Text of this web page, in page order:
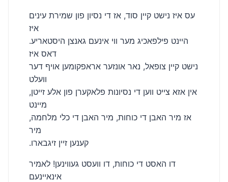
עס איז נישט קיין סוד, אז די נסיון פון שמירת עינים
איז
היינט פילפאכיג מער ווי אינעם גאנצן היסטאריע.
דאס איז
נישט קיין צופאל, נאר אונזער אראפקומען אויף דער
וועלט
אין אזא צייט ווען די נסיונות פלאקערן פון אלע זייטן,
מיינט
אז מיר האבן די כוחות, מיר האבן די כלי מלחמה,
מיר
.קענען זיין זיגבארו
דו האסט די כוחות, דו וועסט געווינען! לאמיר
אינאיינעם